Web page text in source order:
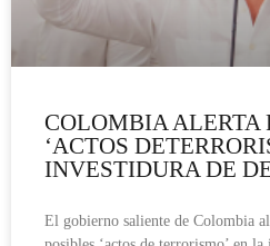
COLOMBIA ALERTA
‘ACTOS
INVESTIDURA DE
El gobierno saliente de Colombia